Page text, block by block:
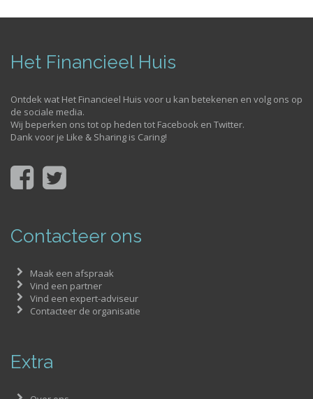
Het Financieel Huis
Ontdek wat Het Financieel Huis voor u kan betekenen en volg ons op
de sociale media.
Wij beperken ons tot op heden tot Facebook en Twitter.
Dank voor je Like & Sharing is Caring!
Contacteer ons
Maak een afspraak
Vind een partner
Vind een expert-adviseur
Contacteer de organisatie
Extra